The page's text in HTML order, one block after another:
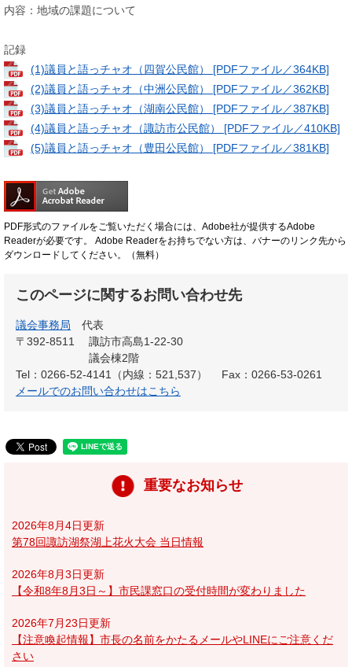
内容：地域の課題について
記録
(1)議員と語っチャオ（四賀公民館） [PDFファイル／364KB]
(2)議員と語っチャオ（中洲公民館） [PDFファイル／362KB]
(3)議員と語っチャオ（湖南公民館） [PDFファイル／387KB]
(4)議員と語っチャオ（諏訪市公民館） [PDFファイル／410KB]
(5)議員と語っチャオ（豊田公民館） [PDFファイル／381KB]
PDF形式のファイルをご覧いただく場合には、Adobe社が提供するAdobe
Readerが必要です。
Adobe Readerをお持ちでない方は、バナーのリンク先から
ダウンロードしてください。（無料）
このページに関するお問い合わせ先
議会事務局
代表
〒392-8511
諏訪市高島1-22-30
議会棟2階
Tel：0266-52-4141（内線：521,537）
Fax：0266-53-0261
メールでのお問い合わせはこちら
重要なお知らせ
2026年8月4日更新
第78回諏訪湖祭湖上花火大会 当日情報
2026年8月3日更新
【令和8年8月3日～】市民課窓口の受付時間が変わりました
2026年7月23日更新
【注意喚起情報】市長の名前をかたるメールやLINEにご注意くだ
さい